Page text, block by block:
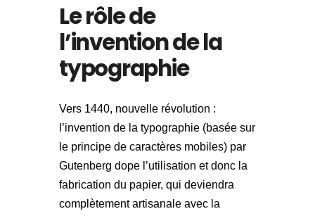
Le rôle de
l’invention de la
typographie
Vers 1440, nouvelle révolution :
l’invention de la typographie (basée sur
le principe de caractères mobiles) par
Gutenberg dope l’utilisation et donc la
fabrication du papier, qui deviendra
complètement artisanale avec la